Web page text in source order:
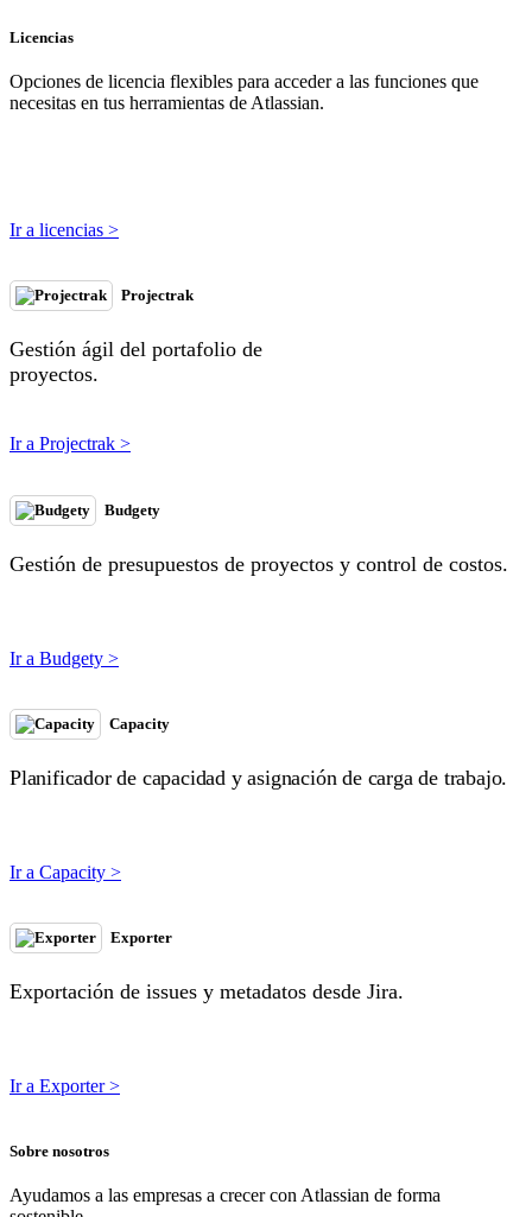
Licencias
Opciones de licencia flexibles para acceder a las funciones que
necesitas en tus herramientas de Atlassian.
Ir a licencias >
Projectrak
Gestión ágil del portafolio de
proyectos.
Ir a Projectrak >
Budgety
Gestión de presupuestos de proyectos y control de costos.
Ir a Budgety >
Capacity
Planificador de capacidad y asignación de carga de trabajo.
Ir a Capacity >
Exporter
Exportación de issues y metadatos desde Jira.
Ir a Exporter >
Sobre nosotros
Ayudamos a las empresas a crecer con Atlassian de forma